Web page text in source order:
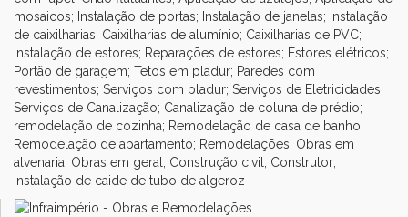
mosaicos; Instalação de portas; Instalação de janelas; Instalação
de caixilharias; Caixilharias de alumínio; Caixilharias de PVC;
Instalação de estores; Reparações de estores; Estores elétricos;
Portão de garagem; Tetos em pladur; Paredes com
revestimentos; Serviços com pladur; Serviços de Eletricidades;
Serviços de Canalização; Canalização de coluna de prédio;
remodelação de cozinha; Remodelação de casa de banho;
Remodelação de apartamento; Remodelações; Obras em
alvenaria; Obras em geral; Construção civil; Construtor;
Instalação de caide de tubo de algeroz